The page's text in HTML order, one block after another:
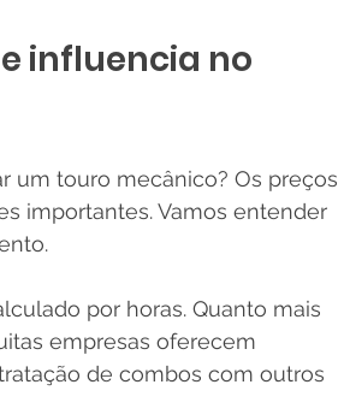
influencia no
um touro mecânico? Os preços
importantes. Vamos entender
por horas. Quanto mais
empresas oferecem
de combos com outros